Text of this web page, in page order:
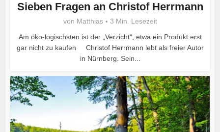
Sieben Fragen an Christof Herrmann
von Matthias
3 Min. Lesezeit
Am öko-logischsten ist der „Verzicht“, etwa ein Produkt erst
gar nicht zu kaufen Christof Herrmann lebt als freier Autor
in Nürnberg. Sein...